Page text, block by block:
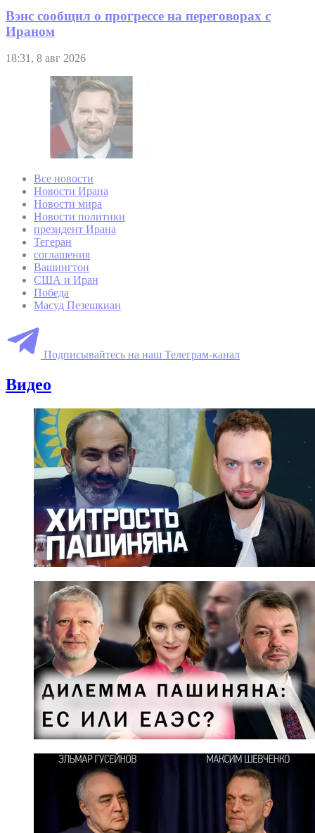
Вэнс сообщил о прогрессе на переговорах с
Ираном
18:31, 8 авг 2026
Все новости
Новости Ирана
Новости мира
Новости политики
президент Ирана
Тегеран
соглашения
Вашингтон
США и Иран
Победа
Масуд Пезешкиан
Подписывайтесь на наш Телеграм-канал
Видео